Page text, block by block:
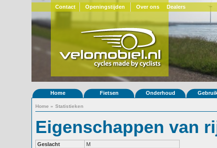
Contact Openingstijden Over ons Dealers
Home Fietsen Onderhoud
Home » Statistieken
Eigenschappen van
Geslacht
M